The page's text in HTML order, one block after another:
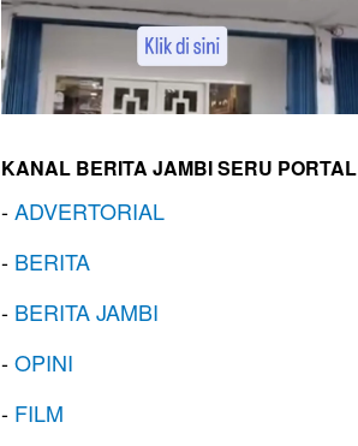
KANAL BERITA JAMBI SERU PORTAL
-ADVERTORIAL
- BERITA
- BERITA JAMBI
-OPINI
- FILM